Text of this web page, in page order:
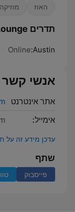
האוז
תדרים The CHILLx Lounge:
Austin:
Online
אנשי קשר
אתר אינטרנט
אימייל:
עדכן מידע זה על
שתף
פייסבוק